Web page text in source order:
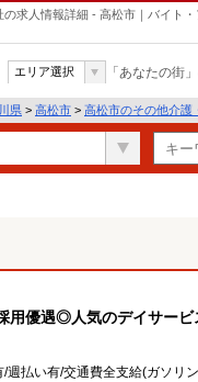
求人情報詳細 - 高松市｜バイト
エリア選択 「あなたの街
県 > 高松市 > 高松市のその他介護
用優遇◎人気のデイサービ
払い有/交通費全支給(ガソリ